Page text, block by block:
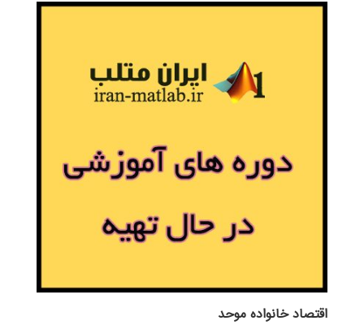
اقتصاد خانواده موحد